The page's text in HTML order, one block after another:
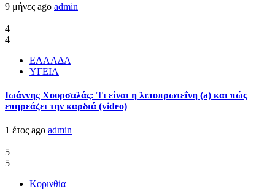
9 μήνες ago admin
4
4
ΕΛΛΑΔΑ
ΥΓΕΙΑ
Ιωάννης Χουρσαλάς: Τι είναι η λιποπρωτεΐνη (a) και πώς
επηρεάζει την καρδιά (video)
1 έτος ago admin
5
5
Κορινθία